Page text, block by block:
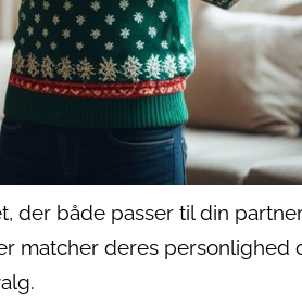
der både passer til din
matcher deres personlighed